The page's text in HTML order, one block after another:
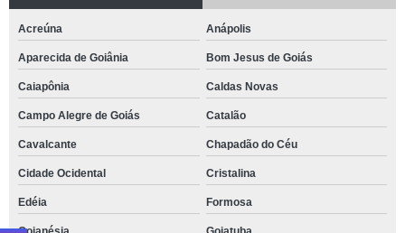
Acreúna Anápolis
Aparecida de Goiânia Bom Jesus de Goiás
Caiapônia Caldas Novas
Campo Alegre de Goiás Catalão
Cavalcante Chapadão do Céu
Cidade Ocidental Cristalina
Edéia Formosa